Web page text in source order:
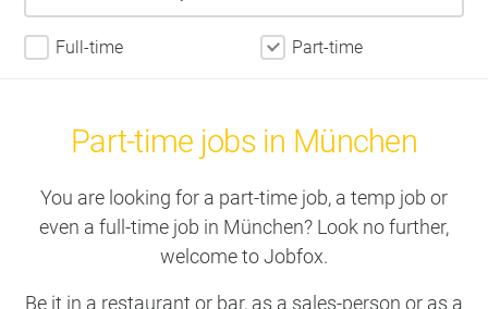
Full-time Part-time
Part-time jobs in München
You are looking for a part-time job, a temp job or
even a full-time job in München? Look no further,
welcome to Jobfox.
Be it in a restaurant or bar, as a sales-person or as a